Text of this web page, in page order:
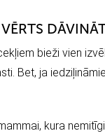
bieži vien
Bet, ja
kura